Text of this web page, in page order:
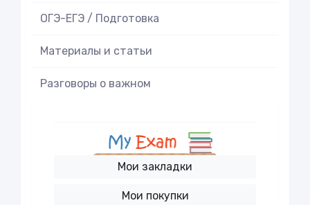
ОГЭ-ЕГЭ / Подготовка
Материалы и статьи
Разговоры о важном
Мои закладки
Мои покупки